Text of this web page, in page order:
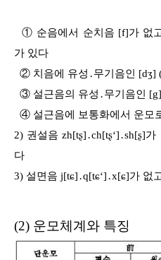
① 순음에서 순치음 [f]가 없
가 있다
② 치음에 유성․무기음인 [dʒ]
③ 설근음의 유성․무기음인
④ 설근음에 보통화에서 운모
2) 권설음 zh[tʂ]․ch[tʂ‘]․sh[ʂ]
다
3) 설면음 j[tɕ]․q[tɕ‘]․x[ɕ]가 없
(2) 운모체계와 특징